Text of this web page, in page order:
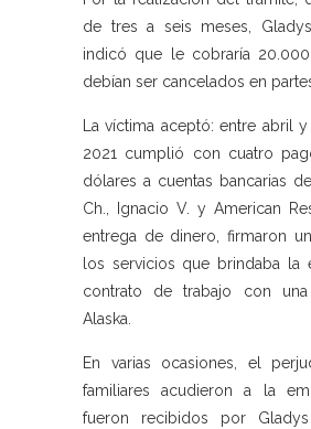
de tres a seis meses,
indicó que le cobraría
debían ser cancelados en
La víctima aceptó: entre abril
2021 cumplió con cuatro
dólares a cuentas bancarias
Ch., Ignacio V. y American
entrega de dinero, firmaron
los servicios que brindaba la
contrato de trabajo con
Alaska.
En varias ocasiones, el
familiares acudieron a la
fueron recibidos por